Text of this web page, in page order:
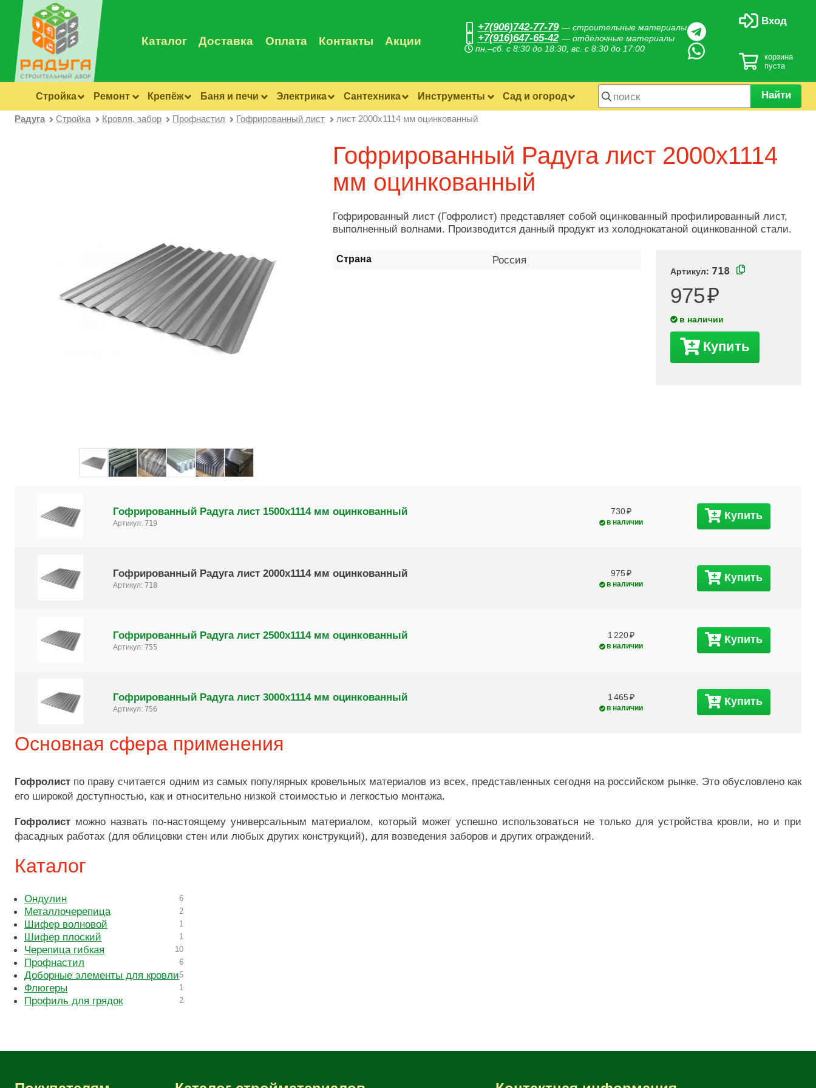
+7(906)742-77-79 — строительные материалы
+7(916)647-65-42 — отделочные материалы
пн.–сб. с 8:30 до 18:30, вс. с 8:30 до 17:00
Каталог Доставка Оплата Контакты Акции
Вход
корзина
пуста
Стройка Ремонт Крепёж Баня и печи Электрика Сантехника Инструменты Сад и огород Найти
Радуга Стройка Кровля, забор Профнастил Гофрированный лист лист 2000х1114 мм оцинкованный
Гофрированный Радуга лист 2000х1114
мм оцинкованный
Артикул: 718
975
в наличии
Купить
Страна Россия
Гофрированный лист (Гофролист) представляет собой оцинкованный профилированный лист,
выполненный волнами. Производится данный продукт из холоднокатаной оцинкованной стали.
Гофрированный Радуга лист 1500х1114 мм оцинкованный
Артикул: 719
730
в наличии
Купить
Гофрированный Радуга лист 2000х1114 мм оцинкованный
Артикул: 718
975
в наличии
Купить
Гофрированный Радуга лист 2500х1114 мм оцинкованный
Артикул: 755
1 220
в наличии
Купить
Гофрированный Радуга лист 3000х1114 мм оцинкованный
Артикул: 756
1 465
в наличии
Купить
Основная сфера применения
Гофролист по праву считается одним из самых популярных кровельных материалов из всех, представленных сегодня на российском рынке. Это обусловлено как
его широкой доступностью, как и относительно низкой стоимостью и легкостью монтажа.
Гофролист можно назвать по-настоящему универсальным материалом, который может успешно использоваться не только для устройства кровли, но и при
фасадных работах (для облицовки стен или любых других конструкций), для возведения заборов и других ограждений.
Каталог
Ондулин 6
Металлочерепица 2
Шифер волновой 1
Шифер плоский 1
Черепица гибкая 10
Профнастил 6
Доборные элементы для кровли5
Флюгеры 1
Профиль для грядок 2